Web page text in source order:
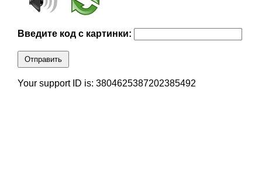
Введите код с картинки:
Отправить
Your support ID is: 3804625387202385492